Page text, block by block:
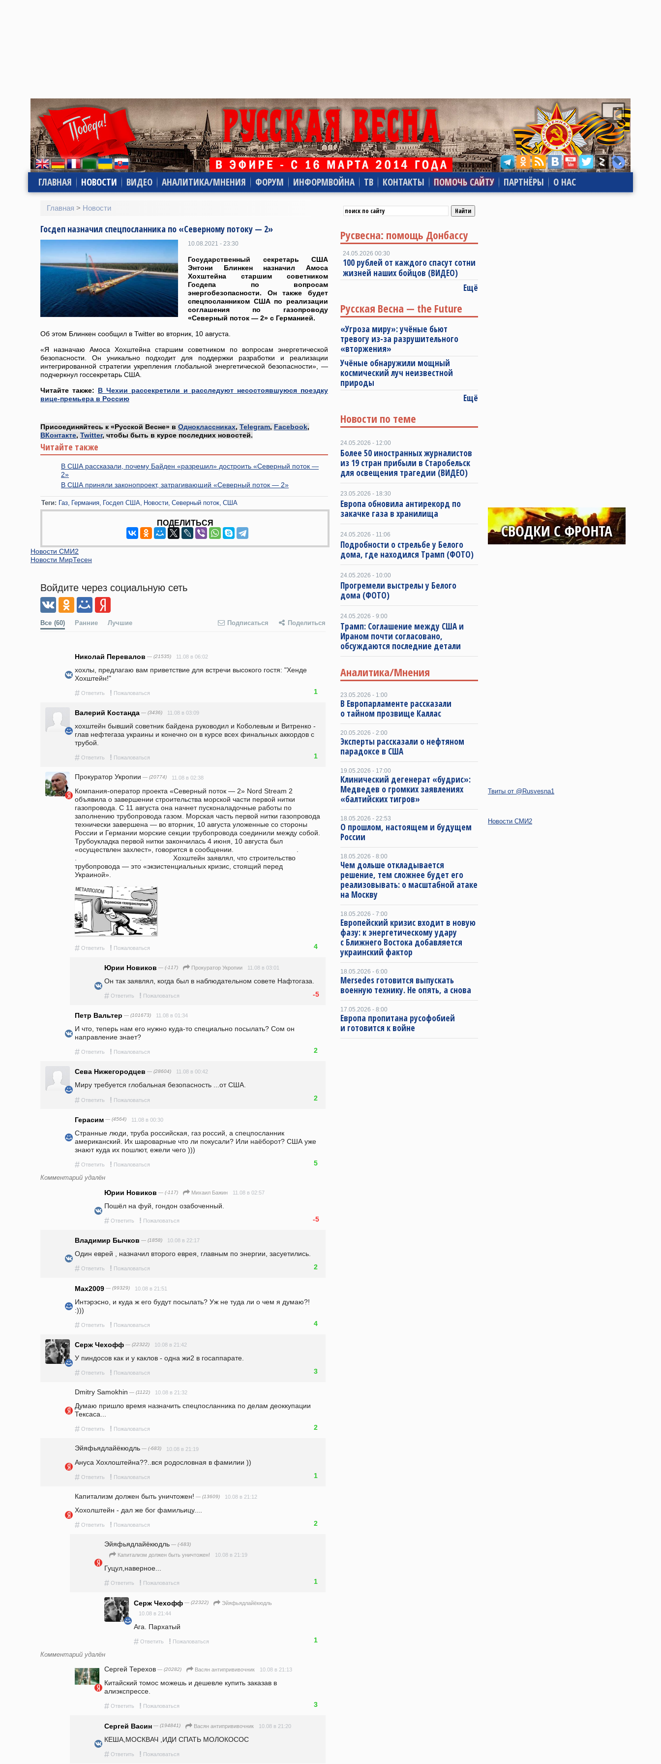
ГЛАВНАЯ НОВОСТИ ВИДЕО АНАЛИТИКА/МНЕНИЯ ФОРУМ ИНФОРМВОЙНА ТВ КОНТАКТЫ ПОМОЧЬ САЙТУ ПАРТНЁРЫ О НАС
Главная > Новости
Госдеп назначил спецпосланника по «Северному потоку — 2»
10.08.2021 - 23:30
Государственный секретарь США
Энтони Блинкен назначил Амоса
Хохштейна старшим советником
Госдепа по вопросам
энергобезопасности. Он также будет
спецпосланником США по реализации
соглашения по газопроводу
«Северный поток — 2» с Германией.
Об этом Блинкен сообщил в Twitter во вторник, 10 августа.
«Я назначаю Амоса Хохштейна старшим советником по вопросам энергетической
безопасности. Он уникально подходит для поддержки разработки и реализации
интегрированной стратегии укрепления глобальной энергетической безопасности», —
подчеркнул госсекретарь США.
Читайте также: В Чехии рассекретили и расследуют несостоявшуюся поездку
вице-премьера в Россию
Присоединяйтесь к «Русской Весне» в Одноклассниках, Telegram, Facebook,
ВКонтакте, Twitter, чтобы быть в курсе последних новостей.
Читайте также
В США рассказали, почему Байден «разрешил» достроить «Северный поток —
2»
В США приняли законопроект, затрагивающий «Северный поток — 2»
Теги: Газ Германия Госдеп США Новости Северный поток США
ПОДЕЛИТЬСЯ
Новости СМИ2
Новости МирТесен
Войдите через социальную сеть
Все (60) Ранние Лучшие Подписаться Поделиться
Николай Перевалов — (21535) 11.08 в 06:02
хохлы, предлагаю вам приветствие для встречи высокого гостя: "Хенде
Хохштейн!"
# Ответить ! Пожаловаться 1
Валерий Костанда — (3436) 11.08 в 03:09
хохштейн бывший советник байдена руководил и Коболевым и Витренко -
глав нефтегаза украины и конечно он в курсе всех финальных аккордов с
трубой.
# Ответить ! Пожаловаться 1
Прокуратор Укропии — (20774) 11.08 в 02:38
Компания-оператор проекта «Северный поток — 2» Nord Stream 2
объявила о завершении строительства морской части первой нитки
газопровода. С 11 августа она начнет пусконаладочные работы по
заполнению трубопровода газом. Морская часть первой нитки газопровода
технически завершена — во вторник, 10 августа уложенные со стороны
России и Германии морские секции трубопровода соединили между собой.
Трубоукладка первой нитки закончилась 4 июня, 10 августа был
«осуществлен захлест», говорится в сообщении.                                .
.                                .                Хохштейн заявлял, что строительство
трубопровода — это «экзистенциальных кризис, стоящий перед
Украиной».
# Ответить ! Пожаловаться 4
Юрии Новиков — (-117) Прокуратор Укропии 11.08 в 03:01
Он так заявлял, когда был в наблюдательном совете Нафтогаза.
# Ответить ! Пожаловаться -5
Петр Вальтер — (101673) 11.08 в 01:34
И что, теперь нам его нужно куда-то специально посылать? Сом он
направление знает?
# Ответить ! Пожаловаться 2
Сева Нижегородцев — (28604) 11.08 в 00:42
Миру требуется глобальная безопасность ...от США.
# Ответить ! Пожаловаться 2
Герасим — (4564) 11.08 в 00:30
Странные люди, труба российская, газ россий, а спецпосланник
американский. Их шароварные что ли покусали? Или наёборот? США уже
знают куда их пошлют, ежели чего )))
# Ответить ! Пожаловаться 5
Комментарий удалён
Юрии Новиков — (-117) Михаил Бажин 11.08 в 02:57
Пошёл на фуй, гондон озабоченный.
# Ответить ! Пожаловаться -5
Владимир Бычков — (1858) 10.08 в 22:17
Один еврей , назначил второго еврея, главным по энергии, засуетились.
# Ответить ! Пожаловаться 2
Max2009 — (99329) 10.08 в 21:51
Интэрэсно, и куда ж его будут посылать? Уж не туда ли о чем я думаю?!
:)))
# Ответить ! Пожаловаться 4
Серж Чехофф — (22322) 10.08 в 21:42
У пиндосов как и у каклов - одна жи2 в госаппарате.
# Ответить ! Пожаловаться 3
Dmitry Samokhin — (1122) 10.08 в 21:32
Думаю пришло время назначить спецпосланника по делам деоккупации
Тексаса...
# Ответить ! Пожаловаться 2
Эйяфьядлайёкюдль — (-683) 10.08 в 21:19
Ануса Хохлоштейна??..вся родословная в фамилии ))
# Ответить ! Пожаловаться 1
Капитализм должен быть уничтожен! — (13609) 10.08 в 21:12
Хохолштейн - дал же бог фамильицу....
# Ответить ! Пожаловаться 2
Эйяфьядлайёкюдль — (-683)
Капитализм должен быть уничтожен! 10.08 в 21:19
Гуцул,наверное...
# Ответить ! Пожаловаться 1
Серж Чехофф — (22322)
Эйяфьядлайёкюдль
10.08 в 21:44
Ага. Пархатый
# Ответить ! Пожаловаться 1
Комментарий удалён
Сергей Терехов — (20282) Васян антипрививочник 10.08 в 21:13
Китайский томос можешь и дешевле купить заказав в
алиэкспрессе.
# Ответить ! Пожаловаться 3
Сергей Васин — (194841) Васян антипрививочник 10.08 в 21:20
КЕША,МОСКВАЧ ,ИДИ СПАТЬ МОЛОКОСОС
# Ответить ! Пожаловаться
Русвесна: помощь Донбассу
24.05.2026 00:30
100 рублей от каждого спасут сотни
жизней наших бойцов (ВИДЕО)
Ещё
Русская Весна — the Future
«Угроза миру»: учёные бьют
тревогу из-за разрушительного
«вторжения»
Учёные обнаружили мощный
космический луч неизвестной
природы
Ещё
Новости по теме
24.05.2026 - 12:00
Более 50 иностранных журналистов
из 19 стран прибыли в Старобельск
для освещения трагедии (ВИДЕО)
23.05.2026 - 18:30
Европа обновила антирекорд по
закачке газа в хранилища
24.05.2026 - 11:06
Подробности о стрельбе у Белого
дома, где находился Трамп (ФОТО)
24.05.2026 - 10:00
Прогремели выстрелы у Белого
дома (ФОТО)
24.05.2026 - 9:00
Трамп: Соглашение между США и
Ираном почти согласовано,
обсуждаются последние детали
Аналитика/Мнения
23.05.2026 - 1:00
В Европарламенте рассказали
о тайном прозвище Каллас
20.05.2026 - 2:00
Эксперты рассказали о нефтяном
парадоксе в США
19.05.2026 - 17:00
Клинический дегенерат «будрис»:
Медведев о громких заявлениях
«балтийских тигров»
18.05.2026 - 22:53
О прошлом, настоящем и будущем
России
18.05.2026 - 8:00
Чем дольше откладывается
решение, тем сложнее будет его
реализовывать: о масштабной атаке
на Москву
18.05.2026 - 7:00
Европейский кризис входит в новую
фазу: к энергетическому удару
с Ближнего Востока добавляется
украинский фактор
18.05.2026 - 6:00
Mersedes готовится выпускать
военную технику. Не опять, а снова
17.05.2026 - 8:00
Европа пропитана русофобией
и готовится к войне
Твиты от @Rusvesna1
Новости СМИ2